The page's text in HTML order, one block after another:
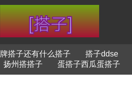
牌搭子还有什么搭子 搭子ddse
扬州搭搭子 蛋搭子西瓜蛋搭子